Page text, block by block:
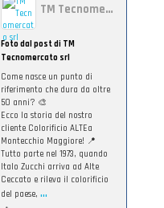
TM Tecnomercato srl
Foto dal post di TM
Tecnomercato srl
Come nasce un punto di
riferimento che dura da oltre
50 anni? 🎨
Ecco la storia del nostro
cliente Colorificio ALTEa
Montecchio Maggiore! 📍
Tutto parte nel 1973, quando
Italo Zucchi arriva ad Alte
Ceccato e rileva il colorificio
del paese, ...